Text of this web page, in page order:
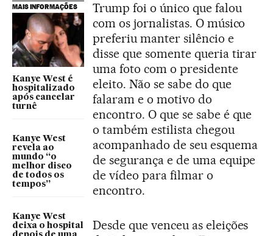
MAIS INFORMAÇÕES
Kanye West é
hospitalizado
após cancelar
turnê
Kanye West
revela ao
mundo “o
melhor disco
de todos os
tempos”
Kanye West
deixa o hospital
Trump foi o único que falou
com os jornalistas. O músico
preferiu manter silêncio e
disse que somente queria tirar
uma foto com o presidente
eleito. Não se sabe do que
falaram e o motivo do
encontro. O que se sabe é que
o também estilista chegou
acompanhado de seu esquema
de segurança e de uma equipe
de vídeo para filmar o
encontro.
Desde que venceu as eleições